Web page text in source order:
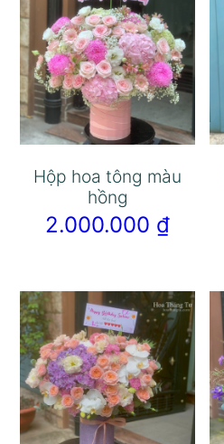
Hộp hoa tông màu
hồng
2.000.000 ₫